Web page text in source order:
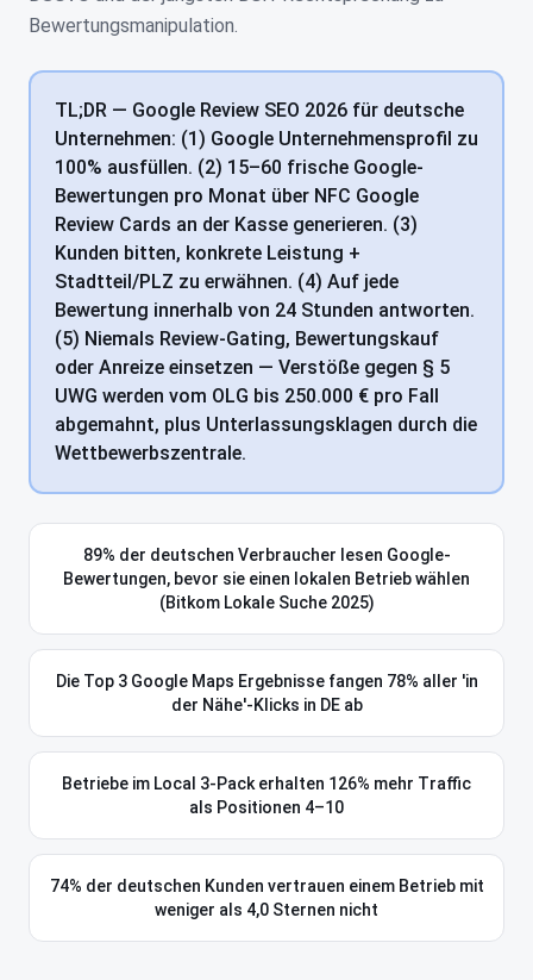
Bewertungsmanipulation.
TL;DR — Google Review SEO 2026 für deutsche
Unternehmen: (1) Google Unternehmensprofil zu
100% ausfüllen. (2) 15–60 frische Google-
Bewertungen pro Monat über NFC Google
Review Cards an der Kasse generieren. (3)
Kunden bitten, konkrete Leistung +
Stadtteil/PLZ zu erwähnen. (4) Auf jede
Bewertung innerhalb von 24 Stunden antworten.
(5) Niemals Review-Gating, Bewertungskauf
oder Anreize einsetzen — Verstöße gegen § 5
UWG werden vom OLG bis 250.000 € pro Fall
abgemahnt, plus Unterlassungsklagen durch die
Wettbewerbszentrale.
89% der deutschen Verbraucher lesen Google-
Bewertungen, bevor sie einen lokalen Betrieb wählen
(Bitkom Lokale Suche 2025)
Die Top 3 Google Maps Ergebnisse fangen 78% aller 'in
der Nähe'-Klicks in DE ab
Betriebe im Local 3-Pack erhalten 126% mehr Traffic
als Positionen 4–10
74% der deutschen Kunden vertrauen einem Betrieb mit
weniger als 4,0 Sternen nicht